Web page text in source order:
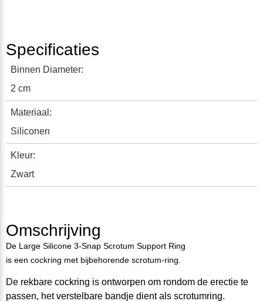
Specificaties
Binnen Diameter:
2 cm
Materiaal:
Siliconen
Kleur:
Zwart
Omschrijving
De Large Silicone 3-Snap Scrotum Support Ring
is een cockring met bijbehorende scrotum-ring.
De rekbare cockring is ontworpen om rondom de erectie te
passen, het verstelbare bandje dient als scrotumring.